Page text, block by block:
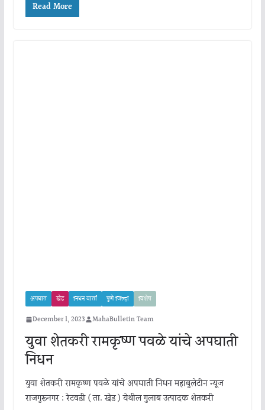
Read More
अपघात खेड निधन वार्ता पुणे जिल्हा विशेष
December 1, 2023 MahaBulletin Team
युवा शेतकरी रामकृष्ण पवळे यांचे अपघाती
निधन
युवा शेतकरी रामकृष्ण पवळे यांचे अपघाती निधन महाबुलेटीन न्यूज
राजगुरूनगर : रेटवडी ( ता. खेड ) येथील गुलाब उत्पादक शेतकरी